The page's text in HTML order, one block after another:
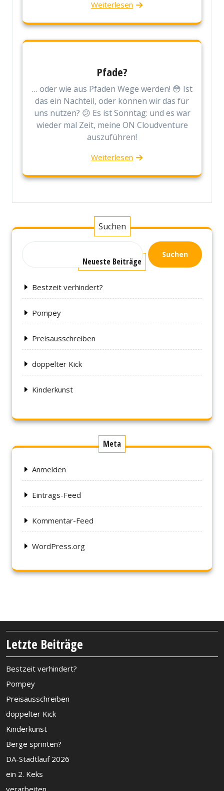
Weiterlesen
Pfade?
… oder wie aus Pfaden Wege werden! 😳 Ist
das ein Nachteil, oder können wir das für
uns nutzen? 😕 Es ist Sonntag: und es war
wieder mal Zeit, meine ON Cloudventure
auszuführen!
Weiterlesen
Suchen
Suchen
Neueste Beiträge
Bestzeit verhindert?
Pompey
Preisausschreiben
doppelter Kick
Kinderkunst
Meta
Anmelden
Eintrags-Feed
Kommentar-Feed
WordPress.org
Letzte Beiträge
Bestzeit verhindert?
Pompey
Preisausschreiben
doppelter Kick
Kinderkunst
Berge sprinten?
DA-Stadtlauf 2026
ein 2. Keks